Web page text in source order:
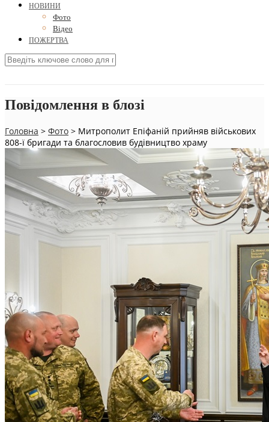
НОВИНИ
Фото
Відео
ПОЖЕРТВА
Повідомлення в блозі
Головна > Фото > Митрополит Епіфаній прийняв військових
808-ї бригади та благословив будівництво храму